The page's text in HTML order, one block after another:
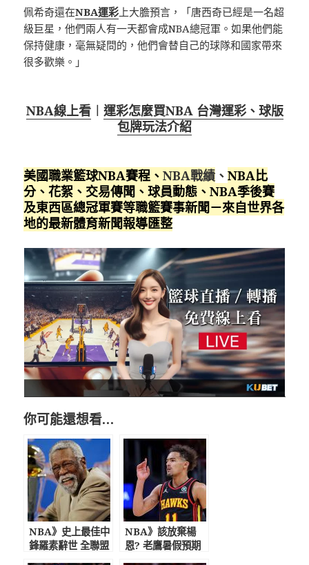
佩希奇還在NBA運彩 上大膽預言，「唐西奇已經是一名超
級巨星，他們兩人有一天都會成NBA總冠軍。如果他們能
保持健康，毫無疑問的，他們會替自己的球隊和國家帶來
很多歡樂。」
NBA線上看︱ 運彩怎麼買NBA 台灣運彩、球版
包牌玩法介紹
美國職業籃球NBA賽程 、NBA戰績 、NBA比
分、花絮、交易傳聞、球員動態、NBA季後賽
及東西區總冠軍賽等職籃賽事新聞－來自世界各
地的最新體育新聞報導匯整
你可能還想看…
NBA》史上最佳中
鋒羅素辭世 全聯盟
NBA》該放棄楊
恩? 老鷹暑假預期